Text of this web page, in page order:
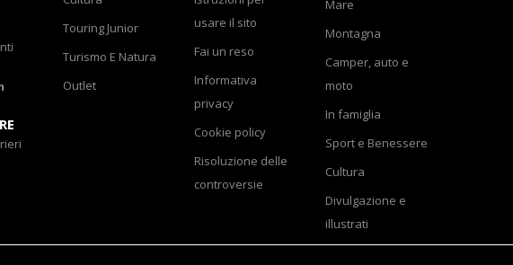
Touring Junior
Turismo E Natura
Outlet
usare il sito
Fai un reso
Informativa
privacy
Cookie policy
Risoluzione delle
controversie
Mare
Montagna
Camper, auto e
moto
In famiglia
Sport e Benessere
Cultura
Divulgazione e
illustrati